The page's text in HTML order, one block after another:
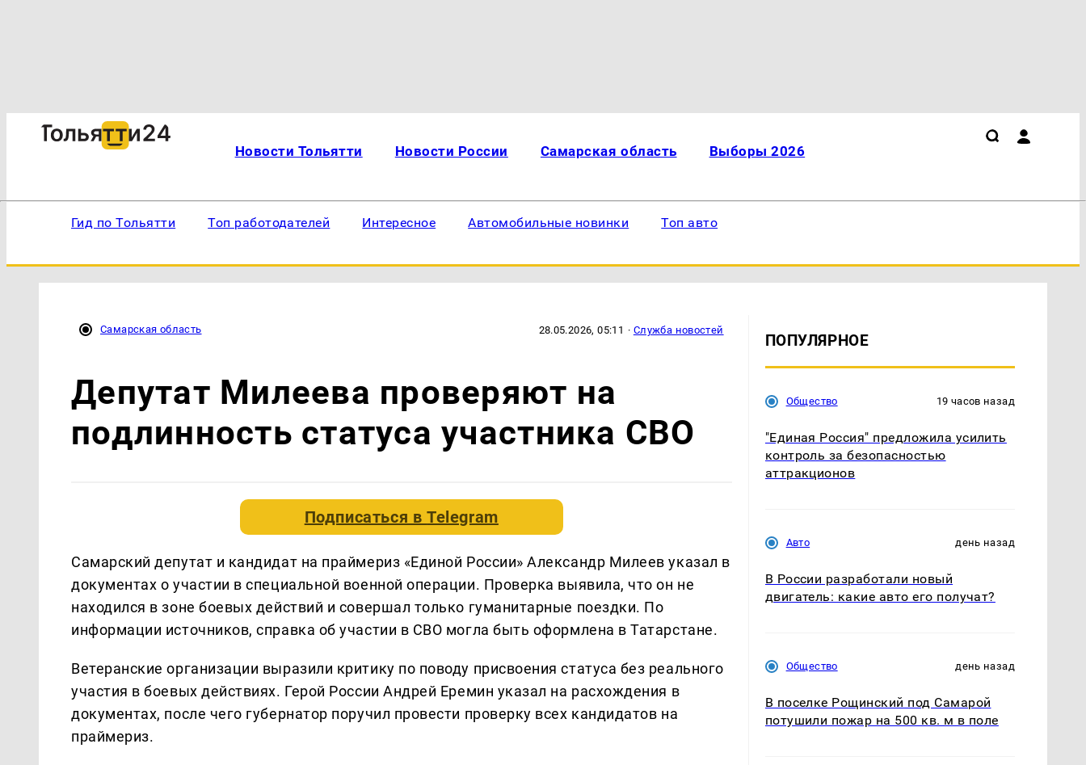
Новости Тольятти Новости России Самарская область Выборы 2026
Гид по Тольятти Топ работодателей Интересное Автомобильные новинки Топ авто
Самарская область 28.05.2026, 05:11 · Служба новостей
Депутат Милеева проверяют на
подлинность статуса участника СВО
Подписаться вTelegram
Самарский депутат и кандидат на праймериз «Единой России» Александр Милеев указал в
документах о участии в специальной военной операции. Проверка выявила, что он не
находился в зоне боевых действий и совершал только гуманитарные поездки. По
информации источников, справка об участии в СВО могла быть оформлена в Татарстане.
Ветеранские организации выразили критику по поводу присвоения статуса без реального
участия в боевых действиях. Герой России Андрей Еремин указал на расхождения в
документах, после чего губернатор поручил провести проверку всех кандидатов на
праймериз.
ПОПУЛЯРНОЕ
Общество 19 часов назад
"Единая Россия" предложила усилить
контроль за безопасностью
аттракционов
Авто день назад
В России разработали новый
двигатель: какие авто его получат?
Общество день назад
В поселке Рощинский под Самарой
потушили пожар на 500 кв. м в поле